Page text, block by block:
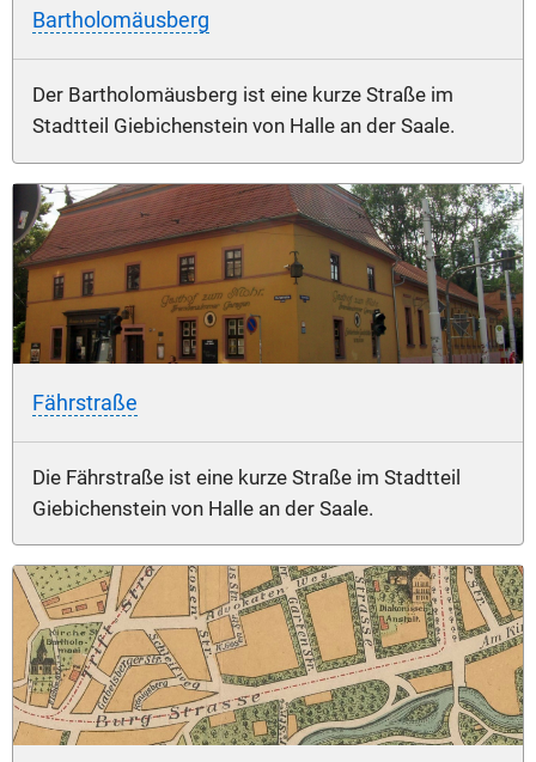
Bartholomäusberg
Der Bartholomäusberg ist eine kurze Straße im
Stadtteil Giebichenstein von Halle an der Saale.
Fährstraße
Die Fährstraße ist eine kurze Straße im Stadtteil
Giebichenstein von Halle an der Saale.